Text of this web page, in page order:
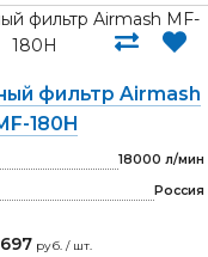
фильтр Airmash
180H
18000 л/мин
Россия
руб. / шт.